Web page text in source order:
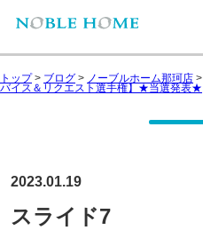
トップ> ブログ > ノーブルホーム那珂店 >
バイス＆リクエスト選手権】★当選発表★
2023.01.19
スライド7